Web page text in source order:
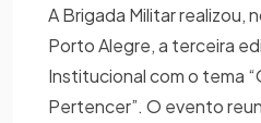
A Brigada Militar realizou,
Porto Alegre, a terceira
Institucional com o tema
Pertencer”. O evento